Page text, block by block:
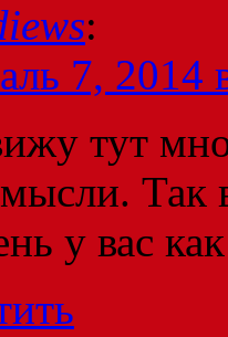
:
7, 2014
тут
Так
у вас